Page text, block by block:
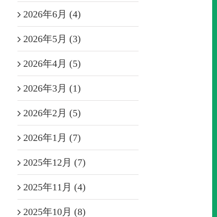
2026年6月 (4)
2026年5月 (3)
2026年4月 (5)
2026年3月 (1)
2026年2月 (5)
2026年1月 (7)
2025年12月 (7)
2025年11月 (4)
2025年10月 (8)